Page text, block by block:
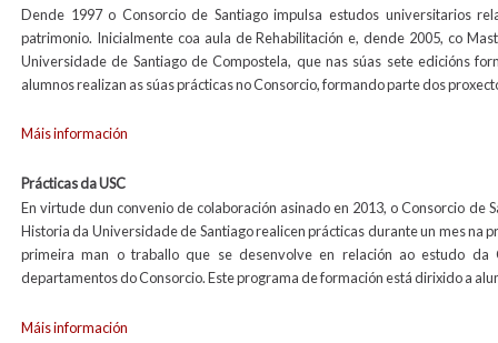
Dende 1997 o Consorcio de Santiago impulsa estudos universitarios
patrimonio. Inicialmente coa aula de Rehabilitación e, dende 2005, co
Universidade de Santiago de Compostela, que nas súas sete edicións
alumnos realizan as súas prácticas no Consorcio, formando parte dos
Máis información
Prácticas da USC
En virtude dun convenio de colaboración asinado en 2013, o Consorcio de
Historia da Universidade de Santiago realicen prácticas durante un mes na
primeira man o traballo que se desenvolve en relación ao estudo da
departamentos do Consorcio. Este programa de formación está dirixido a
Máis información